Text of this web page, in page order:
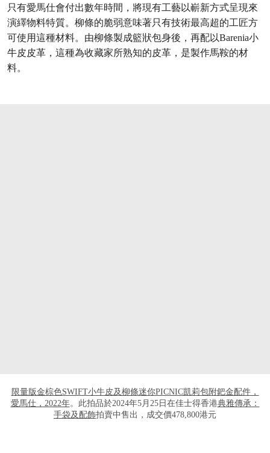
只有愛馬仕會付出數年時間，將現有工藝以嶄新方式呈現來
演繹物料特質。柳條的脆弱意味著只有技術最高超的工匠方
可使用這種材料。由柳條製成籃狀包身後，再配以Barenia小
牛皮皮革，這種為收藏家所熟知的皮革，是製作馬鞍的材
料。
限量版金棕色SWIFT小牛皮及柳條迷你PICNIC凱莉包附鈀金配件，
愛馬仕，2022年。此拍品於2024年5月25日在佳士得香港典雅傳承：
手袋及配飾拍賣中售出，成交價478,800港元